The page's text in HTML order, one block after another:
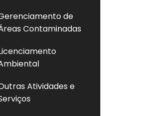
de
Contaminadas
Atividades e
uma empresa especializada
e preservação do meio
em nosso site! Se
canais de comunicação disponíveis e
em consulta